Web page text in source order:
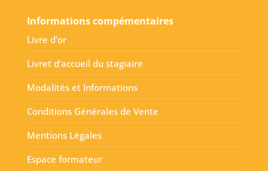
Informations compémentaires
Livre d’or
Livret d’accueil du stagiaire
Modalités et Informations
Conditions Générales de Vente
Mentions Légales
Espace formateur